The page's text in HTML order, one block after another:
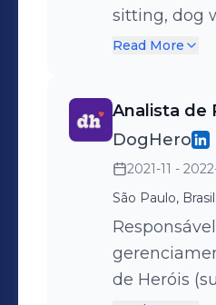
sitting, dog
veterinário a
Read More
Analista de
DogHero
2021-11 -
São Paulo, Brasil
de Heróis